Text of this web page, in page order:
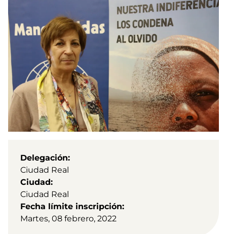
Delegación
Ciudad Real
Ciudad
Ciudad Real
Fecha límite inscripción
Martes, 08 febrero, 2022